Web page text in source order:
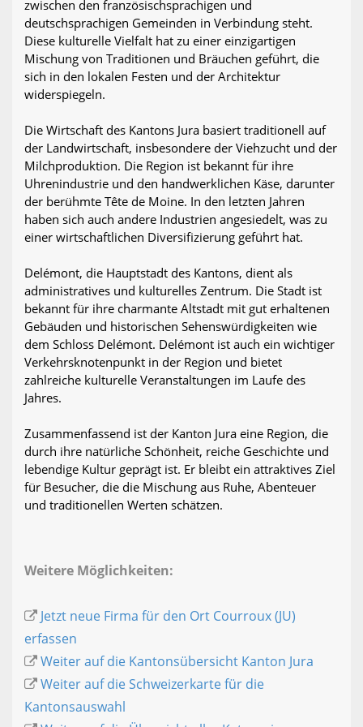
zwischen den französischsprachigen und
deutschsprachigen Gemeinden in Verbindung steht.
Diese kulturelle Vielfalt hat zu einer einzigartigen
Mischung von Traditionen und Bräuchen geführt, die
sich in den lokalen Festen und der Architektur
widerspiegeln.
Die Wirtschaft des Kantons Jura basiert traditionell auf
der Landwirtschaft, insbesondere der Viehzucht und der
Milchproduktion. Die Region ist bekannt für ihre
Uhrenindustrie und den handwerklichen Käse, darunter
der berühmte Tête de Moine. In den letzten Jahren
haben sich auch andere Industrien angesiedelt, was zu
einer wirtschaftlichen Diversifizierung geführt hat.
Delémont, die Hauptstadt des Kantons, dient als
administratives und kulturelles Zentrum. Die Stadt ist
bekannt für ihre charmante Altstadt mit gut erhaltenen
Gebäuden und historischen Sehenswürdigkeiten wie
dem Schloss Delémont. Delémont ist auch ein wichtiger
Verkehrsknotenpunkt in der Region und bietet
zahlreiche kulturelle Veranstaltungen im Laufe des
Jahres.
Zusammenfassend ist der Kanton Jura eine Region, die
durch ihre natürliche Schönheit, reiche Geschichte und
lebendige Kultur geprägt ist. Er bleibt ein attraktives Ziel
für Besucher, die die Mischung aus Ruhe, Abenteuer
und traditionellen Werten schätzen.
Weitere Möglichkeiten:
Jetzt neue Firma für den Ort Courroux (JU)
erfassen
Weiter auf die Kantonsübersicht Kanton Jura
Weiter auf die Schweizerkarte für die
Kantonsauswahl